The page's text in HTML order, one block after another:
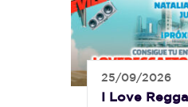
25/09/2026
I Love